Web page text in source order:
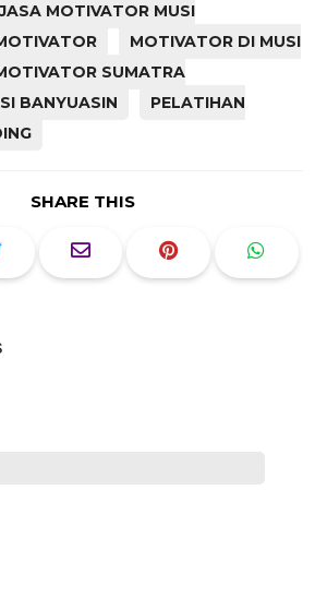
JASA MOTIVATOR MUSI
MOTIVATOR DI MUSI
SUMATRA
BANYUASIN
PELATIHAN
SHARE THIS